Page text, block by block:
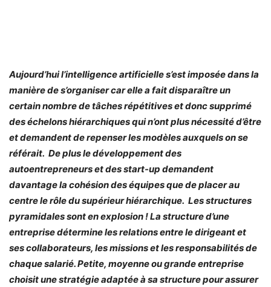
Aujourd’hui l’intelligence artificielle s’est imposée dans la
manière de s’organiser car elle a fait disparaître un
certain nombre de tâches répétitives et donc supprimé
des échelons hiérarchiques qui n’ont plus nécessité d’être
et demandent de repenser les modèles auxquels on se
référait. De plus le développement des
autoentrepreneurs et des start-up demandent
davantage la cohésion des équipes que de placer au
centre le rôle du supérieur hiérarchique. Les structures
pyramidales sont en explosion ! La structure d’une
entreprise détermine les relations entre le dirigeant et
ses collaborateurs, les missions et les responsabilités de
chaque salarié. Petite, moyenne ou grande entreprise
choisit une stratégie adaptée à sa structure pour assurer